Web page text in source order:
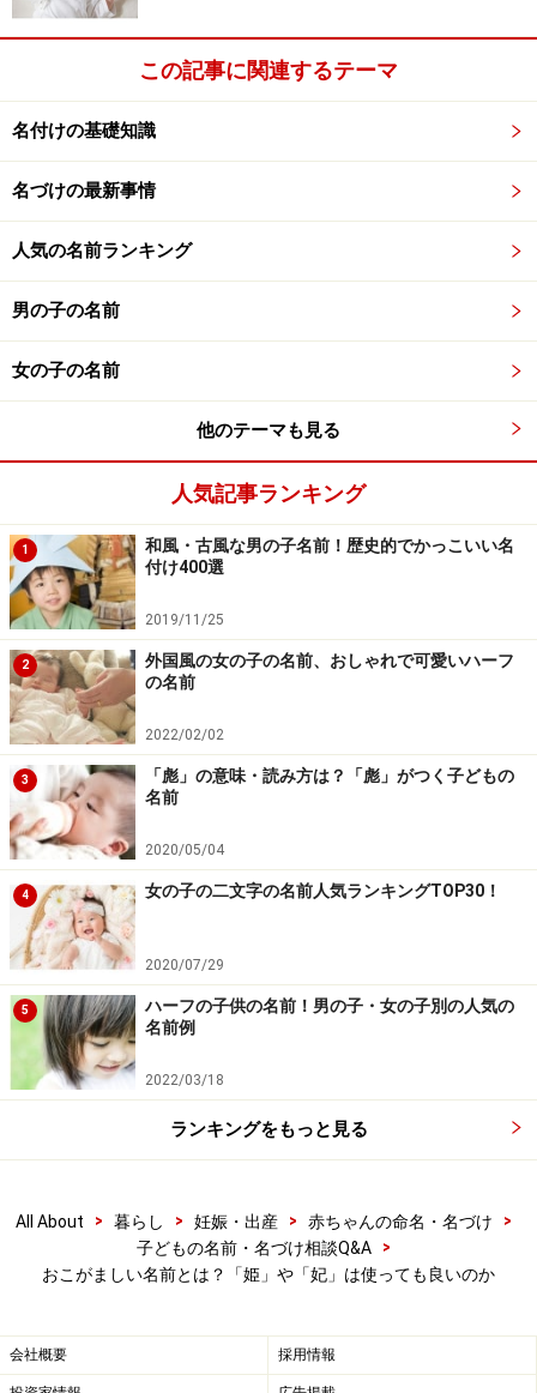
「王」の字は、オウガ、オウセイ、カイオウなどの名に
まれに使われることがあります。「皇」も滅多に使われ
ウヘイなど、皇のつく名前はいくらでも作れます。
ほかの字に含まれる場合もある
ところで「王」も「皇」も、いわゆる国王をあらわす字
ではありますが、これらの字に「増える」「多い」「広
がる」という意味もあることはあまり知られていませ
ん。これらの字がおこがましいと言っても、他の漢字の
がつかないものです。
が、日が余るうるう年をあらわします。さらにサンズイ
をつけた潤（ジュン）の字は、水があふれることです
が、昔から人の名によく使われてきた字です。
「皇」と火を合わせた煌（コウ）という字は、火がさか
んに燃えることです。徨（コウ）はあちこちさまようこ
とです。篁（コウ）は竹やぶをあらわし、蝗（コウ）は
大群で飛ぶイナゴのことです。凰（おう）の字にも入っ
ていますが、凰は空想上の大鳥をあらわします。この中
で煌（コウ）の字は平成16年から人名に使えるようにな
った字ですが、歴史上有名な敦煌（とんこう）という地
名もあるため、かなり人気があり、よく名前に使われて
います。
【関連記事】
佳は中性的な名前か？男の子の名づけにも使える漢
字
温の字は、はると読めるか？ 名づけに使う漢字の読
旧字「來」の字は名前に使えるか？名づけのQ&A
昂、昴、昇という漢字の読み方・名づけで知ってお
きたい意味の違い
Q&A
この記事に関連するテーマ
名付けの基礎知識
名づけの最新事情
人気の名前ランキング
男の子の名前
女の子の名前
他のテーマも見る
人気記事ランキング
1
和風・古風な男の子名前！歴史的でかっこいい名
付け400選
2019/11/25
2
外国風の女の子の名前、おしゃれで可愛いハーフ
の名前
2022/02/02
3
「彪」の意味・読み方は？「彪」がつく子どもの
名前
2020/05/04
4 女の子の二文字の名前人気ランキングTOP30！
2020/07/29
5
ハーフの子供の名前！男の子・女の子別の人気の
名前例
2022/03/18
ランキングをもっと見る
All About > 暮らし > 妊娠・出産 > 赤ちゃんの命名・名づけ
>
子どもの名前・名づけ相談Q&A
>
おこがましい名前とは？「姫」や「妃」は使っても良いのか
会社概要 採用情報